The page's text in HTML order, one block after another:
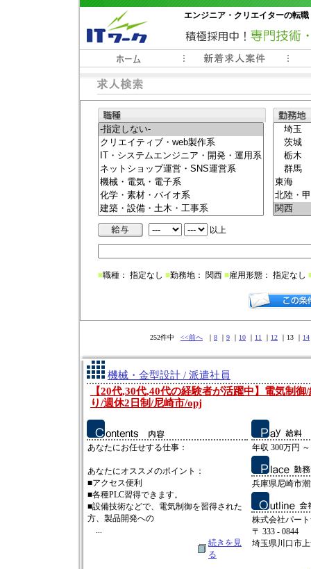
エンジニア・クリエイターの転
常時3000件以上の求人情報掲載中
以上
■職種： 指定なし ■勤務地： 関西 ■雇用形態： 指定なし
252件中 <<前へ ｜ 8 ｜ 9 ｜ 10 ｜ 11 ｜ 12 ｜13 ｜ 14
機械・金型設計 / 派遣社員
【20代,30代,40代の経験者が活躍中】電気制
り/週休2日制/尼崎市/opj
あなたにお任せする仕事：
あなたにオススメのポイント：
■アクセス便利
■各種PLC習得できます。
■設備技術などで、電気制御を習得された
方、製品開発への
...
続きを見
る
年収 300万円
兵庫県尼崎市
株式会社パー
〒 333 - 0844
埼玉県川口市